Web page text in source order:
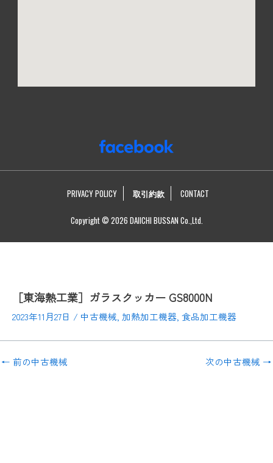
PRIVACY POLICY 取引約款 CONTACT
Copyright © 2026 DAIICHI BUSSAN Co.,Ltd.
［東海熱工業］ガラスクッカー GS8000N
2023年11月27日 / 中古機械, 加熱加工機器, 食品加工機器
← 前の中古機械 次の中古機械 →